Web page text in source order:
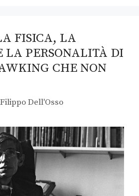
FISICA, LA
LA PERSONALITÀ DI
CHE NON
Filippo Dell'Osso